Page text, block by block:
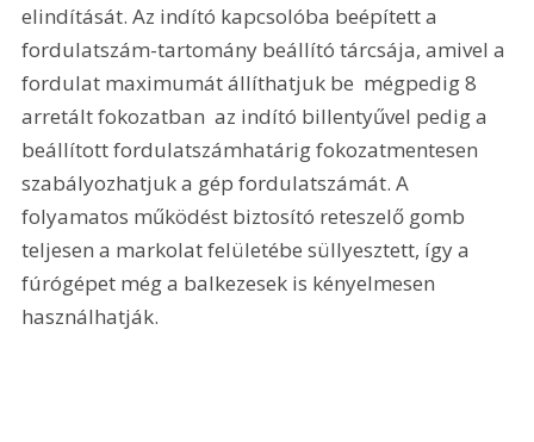
elindítását. Az indító kapcsolóba beépített a
fordulatszám-tartomány beállító tárcsája, amivel a
fordulat maximumát állíthatjuk be  mégpedig 8
arretált fokozatban  az indító billentyűvel pedig a
beállított fordulatszámhatárig fokozatmentesen
szabályozhatjuk a gép fordulatszámát. A
folyamatos működést biztosító reteszelő gomb
teljesen a markolat felületébe süllyesztett, így a
fúrógépet még a balkezesek is kényelmesen
használhatják.